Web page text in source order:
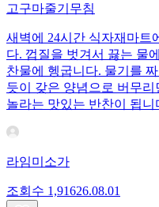
고구마줄기무침
새벽에 24시간 식자재마트
다. 껍질을 벗겨서 끓는 물
찬물에 헹굽니다. 물기를
듯이 갖은 양념으로 버무
놀라는 맛있는 반찬이 됩니
라임미소가
조회수 1,91626.08.01